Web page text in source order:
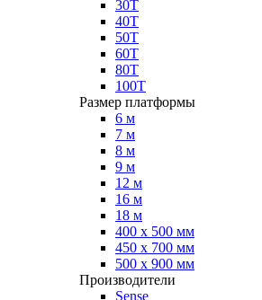
30Т
40Т
50Т
60Т
80Т
100Т
Размер платформы
6 м
7 м
8 м
9 м
12 м
16 м
18 м
400 х 500 мм
450 х 700 мм
500 х 900 мм
Производители
Sense